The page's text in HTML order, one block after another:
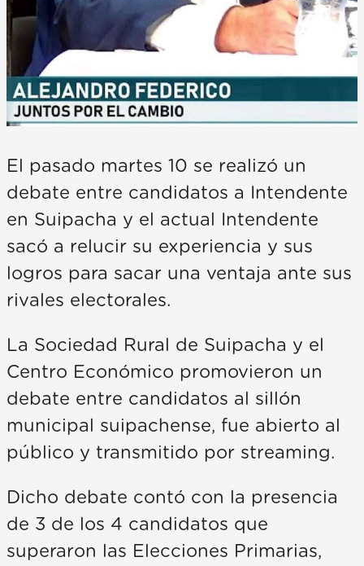
El pasado martes 10 se realizó un
debate entre candidatos a Intendente
en Suipacha y el actual Intendente
sacó a relucir su experiencia y sus
logros para sacar una ventaja ante sus
rivales electorales.
La Sociedad Rural de Suipacha y el
Centro Económico promovieron un
debate entre candidatos al sillón
municipal suipachense, fue abierto al
público y transmitido por streaming.
Dicho debate contó con la presencia
de 3 de los 4 candidatos que
superaron las Elecciones Primarias,